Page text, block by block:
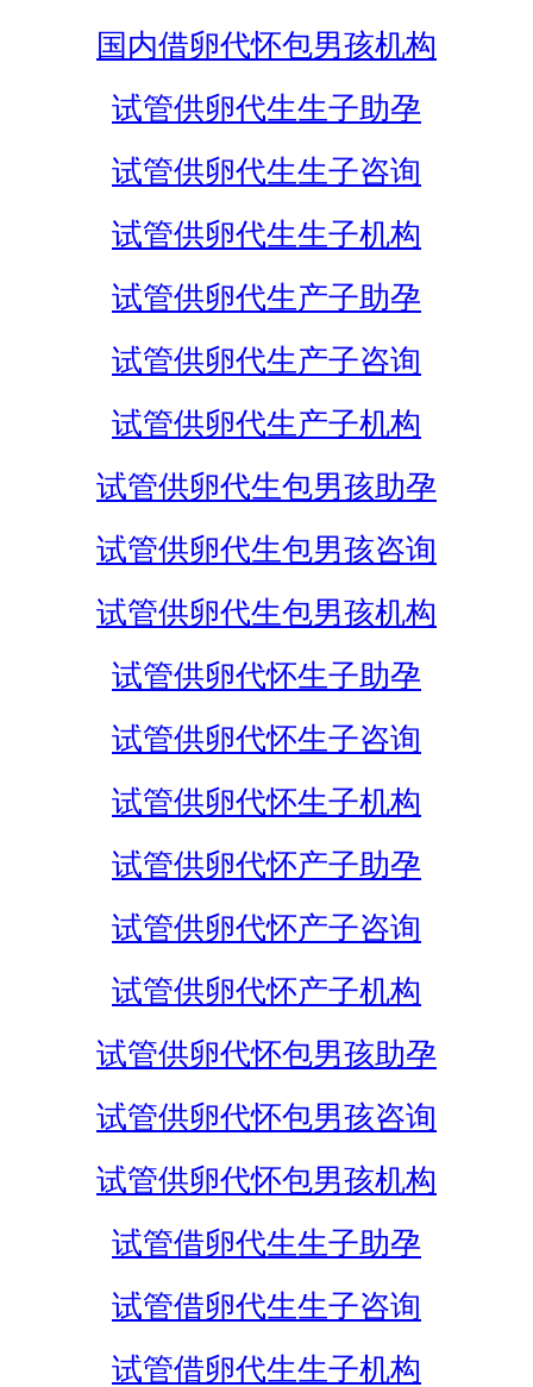
国内借卵代怀包男孩机构
试管供卵代生生子助孕
试管供卵代生生子咨询
试管供卵代生生子机构
试管供卵代生产子助孕
试管供卵代生产子咨询
试管供卵代生产子机构
试管供卵代生包男孩助孕
试管供卵代生包男孩咨询
试管供卵代生包男孩机构
试管供卵代怀生子助孕
试管供卵代怀生子咨询
试管供卵代怀生子机构
试管供卵代怀产子助孕
试管供卵代怀产子咨询
试管供卵代怀产子机构
试管供卵代怀包男孩助孕
试管供卵代怀包男孩咨询
试管供卵代怀包男孩机构
试管借卵代生生子助孕
试管借卵代生生子咨询
试管借卵代生生子机构